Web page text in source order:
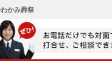
かみ葬祭